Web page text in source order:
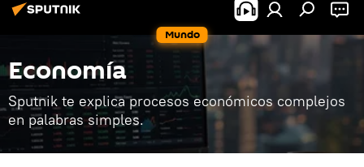
Mundo
Economía
Sputnik te explica procesos económicos complejos
en palabras simples.